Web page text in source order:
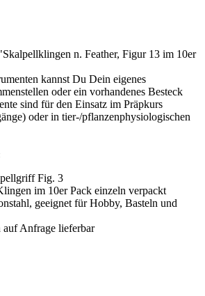
n. Feather, Figur 13 im 10er
kannst Du Dein eigenes
oder ein vorhandenes Besteck
sind für den Einsatz im Präpkurs
oder in tier-/pflanzenphysiologischen
Fig. 3
im 10er Pack einzeln verpackt
geeignet für Hobby, Basteln und
auf Anfrage lieferbar